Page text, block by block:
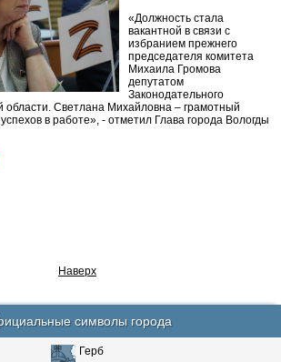
«Должность стала
вакантной в связи с
избранием прежнего
председателя комитета
Михаила Громова
депутатом
Законодательного
области. Светлана Михайловна – грамотный
в работе», - отметил Глава города Вологды
Наверх
символы города
Герб